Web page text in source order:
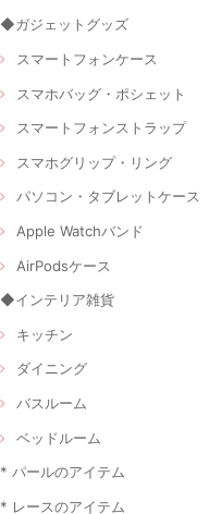
◆ガジェットグッズ
スマートフォンケース
スマホバッグ・ポシェット
スマートフォンストラップ
スマホグリップ・リング
パソコン・タブレットケース
Apple Watchバンド
AirPodsケース
◆インテリア雑貨
キッチン
ダイニング
バスルーム
ベッドルーム
* パールのアイテム
* レースのアイテム